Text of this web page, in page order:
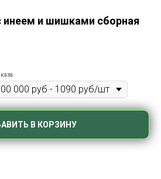
инеем и шишками сборная
В КОРЗИНУ